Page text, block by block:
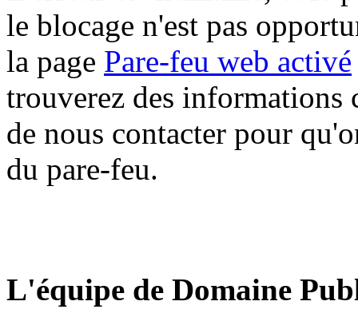
le blocage n'est pas
la page Pare-feu web activé
trouverez des informations
de nous contacter pour
du pare-feu.
L'équipe de Domaine